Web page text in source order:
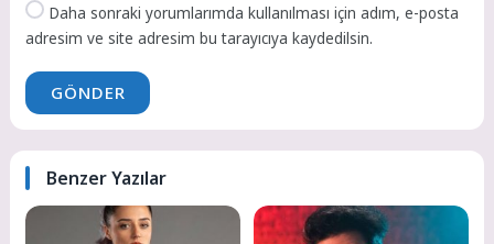
Daha sonraki yorumlarımda kullanılması için adım, e-posta
adresim ve site adresim bu tarayıcıya kaydedilsin.
GÖNDER
Benzer Yazılar